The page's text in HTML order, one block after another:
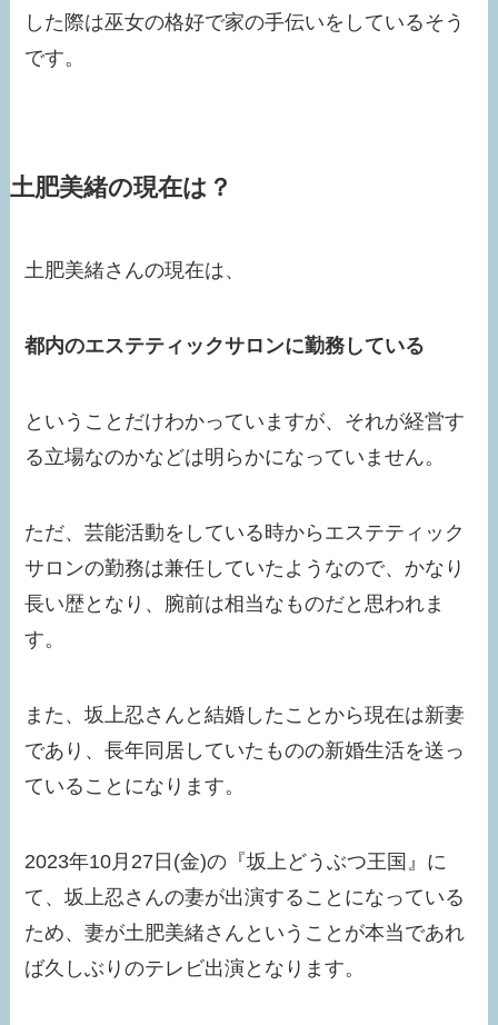
した際は巫女の格好で家の手伝いをしているそう
です。
土肥美緒の現在は？
土肥美緒さんの現在は、
都内のエステティックサロンに勤務している
ということだけわかっていますが、それが経営す
る立場なのかなどは明らかになっていません。
ただ、芸能活動をしている時からエステティック
サロンの勤務は兼任していたようなので、かなり
長い歴となり、腕前は相当なものだと思われま
す。
また、坂上忍さんと結婚したことから現在は新妻
であり、長年同居していたものの新婚生活を送っ
ていることになります。
2023年10月27日(金)の『坂上どうぶつ王国』に
て、坂上忍さんの妻が出演することになっている
ため、妻が土肥美緒さんということが本当であれ
ば久しぶりのテレビ出演となります。